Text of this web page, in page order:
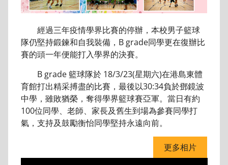
經過三年疫情學界比賽的停辦，本校男子籃球
隊仍堅持鍛鍊和自我裝備，B grade同學更在復辦比
賽的頭一年便能打入學界的決賽。
B grade 籃球隊於 18/3/23(星期六)在港島東體
育館打出精采搏盡的比賽，最後以30:34負於鄧鏡波
中學，雖敗猶榮，奪得學界籃球賽亞軍。當日有約
100位同學、老師、家長及舊生到場為參賽同學打
氣，支持及鼓勵衡怡同學堅持永遠向前。
更多相片